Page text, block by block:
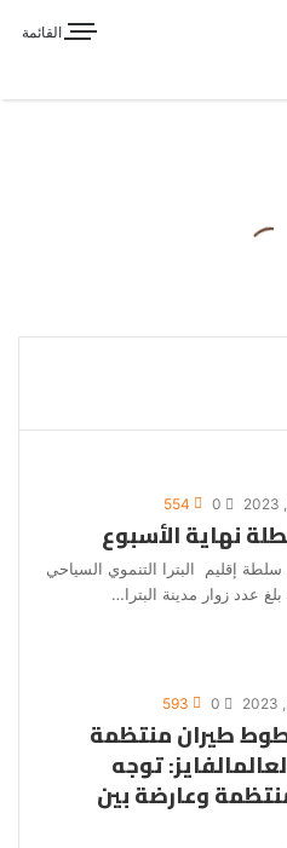
القائمة
554
إقليم البترا التنموي السياحي
عدد زوار مدينة البترا…
593
طيران منتظمة
توجه
وعارضة بين